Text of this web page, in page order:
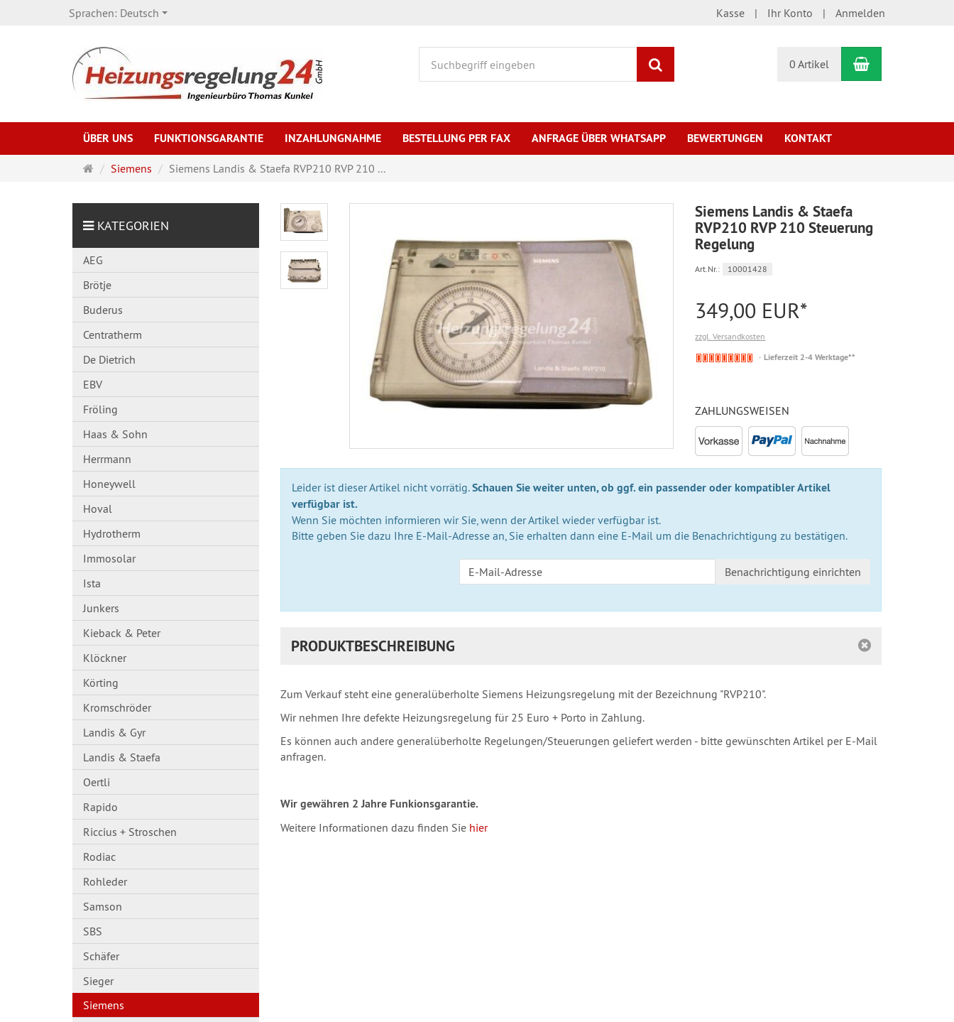
Sprachen: Deutsch Kasse Ihr Konto Anmelden
0 Artikel Warenkorb
ÜBER UNS FUNKTIONSGARANTIE INZAHLUNGNAHME BESTELLUNG PER FAX ANFRAGE ÜBER WHATSAPP BEWERTUNGEN KONTAKT
Startseite
Siemens Siemens Landis & Staefa RVP210 RVP 210 ...
Siemens Landis & Staefa
RVP210 RVP 210 Steuerung
Regelung
Art.Nr.: 10001428
349,00 EUR*
zzgl. Versandkosten
Nicht
Lieferzeit 2-4 Werktage**
ZAHLUNGSWEISEN
Leider ist dieser Artikel nicht vorrätig.Schauen Sie weiter unten, ob ggf. ein passender oder kompatibler Artikel
verfügbar ist.
Wenn Sie möchten informieren wir Sie, wenn der Artikel wieder verfügbar ist.
Bitte geben Sie dazu Ihre E-Mail-Adresse an, Sie erhalten dann eine E-Mail um die Benachrichtigung zu bestätigen.
Benachrichtigung einrichten
PRODUKTBESCHREIBUNG
Zum Verkauf steht eine generalüberholte Siemens Heizungsregelung mit der Bezeichnung "RVP210".
Wir nehmen Ihre defekte Heizungsregelung für 25 Euro + Porto in Zahlung.
Es können auch andere generalüberholte Regelungen/Steuerungen geliefert werden - bitte gewünschten Artikel per E-Mail
anfragen.
Wir gewähren 2 Jahre Funkionsgarantie.
Weitere Informationen dazu finden Sie hier
KATEGORIEN
AEG
Brötje
Buderus
Centratherm
De Dietrich
EBV
Fröling
Haas & Sohn
Herrmann
Honeywell
Hoval
Hydrotherm
Immosolar
Ista
Junkers
Kieback & Peter
Klöckner
Körting
Kromschröder
Landis & Gyr
Landis & Staefa
Oertli
Rapido
Riccius + Stroschen
Rodiac
Rohleder
Samson
SBS
Schäfer
Sieger
Siemens